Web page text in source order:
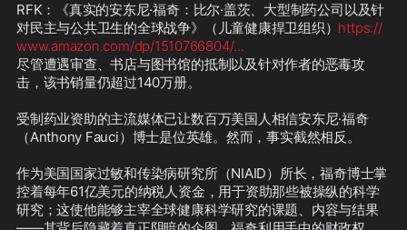
RFK：《真实的安东尼·福奇：比尔·盖茨、大型制药公司以及针
对民主与公共卫生的全球战争》（儿童健康捍卫组织） https://
www.amazon.com/dp/1510766804/...
尽管遭遇审查、书店与图书馆的抵制以及针对作者的恶毒攻
击，该书销量仍超过140万册。
受制药业资助的主流媒体已让数百万美国人相信安东尼·福奇
（Anthony Fauci）博士是位英雄。然而，事实截然相反。
作为美国国家过敏和传染病研究所（NIAID）所长，福奇博士掌
控着每年61亿美元的纳税人资金，用于资助那些被操纵的科学
研究；这使他能够主宰全球健康科学研究的课题、内容与结果